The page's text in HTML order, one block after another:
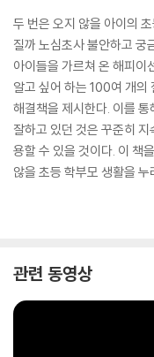
두 번은 오지 않을 아이의
질까 노심초사 불안하고 궁
아이들을 가르쳐 온 해피이
알고 싶어 하는 100여 개의
해결책을 제시한다. 이를
잘하고 있던 것은 꾸준히
용할 수 있을 것이다. 이 책
않을 초등 학부모 생활을 누
관련 동영상